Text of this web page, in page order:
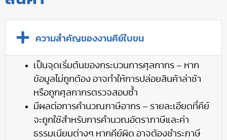
ความสำคัญของงานคีย์ใบขน
เป็นจุดเริ่มต้นของกระบวนการศุลกากร – หาก
ข้อมูลไม่ถูกต้อง อาจทำให้การปล่อยสินค้าล่าช้า
หรือถูกศุลกากรตรวจสอบซ้ำ
มีผลต่อการคำนวณภาษีอากร – รายละเอียดที่คีย์
จะถูกใช้สำหรับการคำนวณอัตราภาษีและค่า
ธรรมเนียมต่างๆ หากคีย์ผิด อาจต้องชำระภาษี